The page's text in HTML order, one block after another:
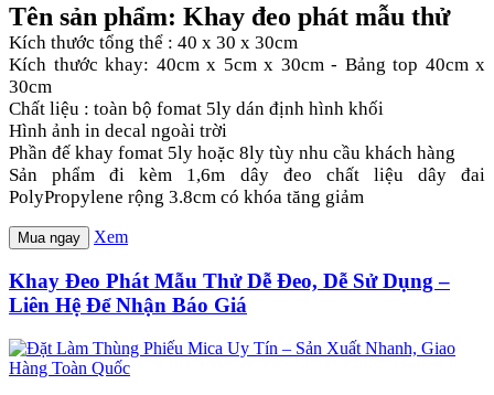
Tên sản phẩm: Khay đeo phát mẫu thử
Kích thước tổng thể : 40 x 30 x 30cm
Kích thước khay: 40cm x 5cm x 30cm - Bảng top 40cm x
30cm
Chất liệu : toàn bộ fomat 5ly dán định hình khối
Hình ảnh in decal ngoài trời
Phần đế khay fomat 5ly hoặc 8ly tùy nhu cầu khách hàng
Sản phẩm đi kèm 1,6m dây đeo chất liệu dây đai
PolyPropylene rộng 3.8cm có khóa tăng giảm
Mua ngay Xem
Khay Đeo Phát Mẫu Thử Dễ Đeo, Dễ Sử Dụng –
Liên Hệ Để Nhận Báo Giá